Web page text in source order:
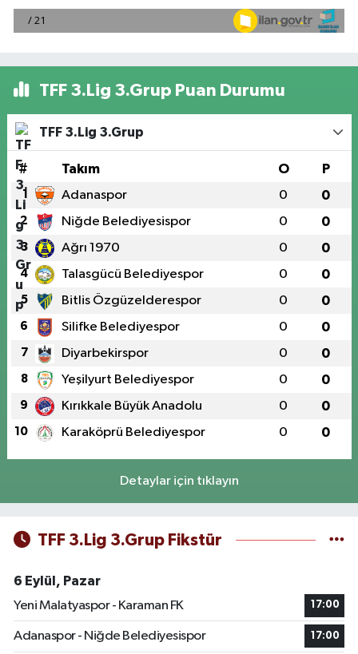
TFF 3.Lig 3.Grup Puan Durumu
TFF 3.Lig 3.Grup
# Takım O P
1 Adanaspor 0 0
2 Niğde Belediyesispor 0 0
3 Ağrı 1970 0 0
4 Talasgücü Belediyespor 0 0
5 Bitlis Özgüzelderespor 0 0
6 Silifke Belediyespor 0 0
7 Diyarbekirspor 0 0
8 Yeşilyurt Belediyespor 0 0
9 Kırıkkale Büyük Anadolu 0 0
10 Karaköprü Belediyespor 0 0
Detaylar için tıklayın
TFF 3.Lig 3.Grup Fikstür
6 Eylül, Pazar
Yeni Malatyaspor - Karaman FK
17:00
Adanaspor - Niğde Belediyesispor 17:00